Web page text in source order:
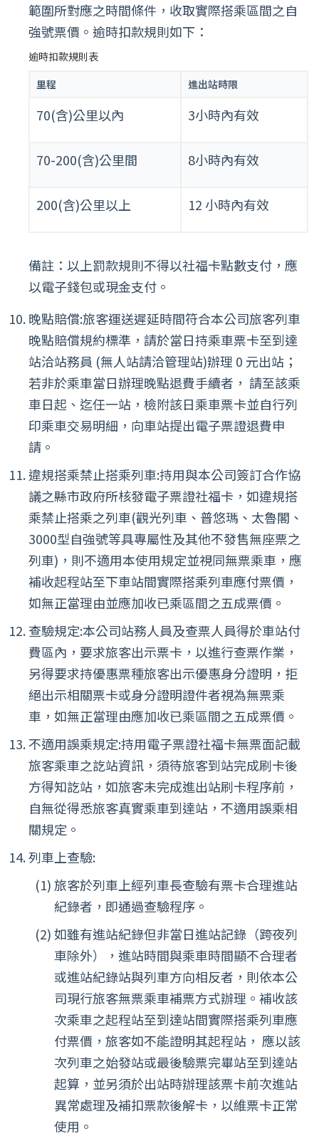
範圍所對應之時間條件，收取實際搭乘區間之自
強號票價。逾時扣款規則如下：
逾時扣款規則表
里程
進出站時限
70(含)公里以內 3小時內有效
70-200(含)公里間 8小時內有效
200(含)公里以上 12 小時內有效
備註：以上罰款規則不得以社福卡點數支付，應
以電子錢包或現金支付。
晚點賠償:旅客運送遲延時間符合本公司旅客列車
晚點賠償規約標準，請於當日持乘車票卡至到達
站洽站務員 (無人站請洽管理站)辦理 0 元出站；
若非於乘車當日辦理晚點退費手續者， 請至該乘
車日起、迄任一站，檢附該日乘車票卡並自行列
印乘車交易明細，向車站提出電子票證退費申
請。
違規搭乘禁止搭乘列車:持用與本公司簽訂合作協
議之縣市政府所核發電子票證社福卡，如違規搭
乘禁止搭乘之列車(觀光列車、普悠瑪、太魯閣、
3000型自強號等具專屬性及其他不發售無座票之
列車)，則不適用本使用規定並視同無票乘車，應
補收起程站至下車站間實際搭乘列車應付票價，
如無正當理由並應加收已乘區間之五成票價。
查驗規定:本公司站務人員及查票人員得於車站付
費區內，要求旅客出示票卡，以進行查票作業，
另得要求持優惠票種旅客出示優惠身分證明，拒
絕出示相關票卡或身分證明證件者視為無票乘
車，如無正當理由應加收已乘區間之五成票價。
不適用誤乘規定:持用電子票證社福卡無票面記載
旅客乘車之訖站資訊，須待旅客到站完成刷卡後
方得知訖站，如旅客未完成進出站刷卡程序前，
自無從得悉旅客真實乘車到達站，不適用誤乘相
關規定。
列車上查驗:
旅客於列車上經列車長查驗有票卡合理進站
紀錄者，即通過查驗程序。
如雖有進站紀錄但非當日進站記錄（跨夜列
車除外），進站時間與乘車時間顯不合理者
或進站紀錄站與列車方向相反者，則依本公
司現行旅客無票乘車補票方式辦理。補收該
次乘車之起程站至到達站間實際搭乘列車應
付票價，旅客如不能證明其起程站， 應以該
次列車之始發站或最後驗票完畢站至到達站
起算，並另須於出站時辦理該票卡前次進站
異常處理及補扣票款後解卡，以維票卡正常
使用。